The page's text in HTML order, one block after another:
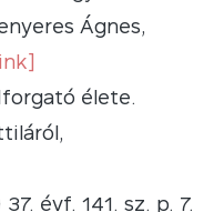
Ágnes,
élete.
évf. 141. sz. p. 7.